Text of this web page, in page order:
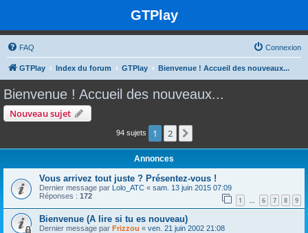
GTPlay
FAQ Connexion
GTPlay Index du forum GTPlay Bienvenue ! Accueil des nouveaux...
Bienvenue ! Accueil des nouveaux...
Nouveau sujet
94 sujets 1 2
Annonces
Vous arrivez tout juste ? Présentez-vous !
Dernier message par Lolo_ATC « sam. 13 juin 2015 07:09
Réponses : 172 1 … 6 7 8 9
Bienvenue (A lire si tu es nouveau)
Dernier message par Frizzou « ven. 21 juin 2002 21:08